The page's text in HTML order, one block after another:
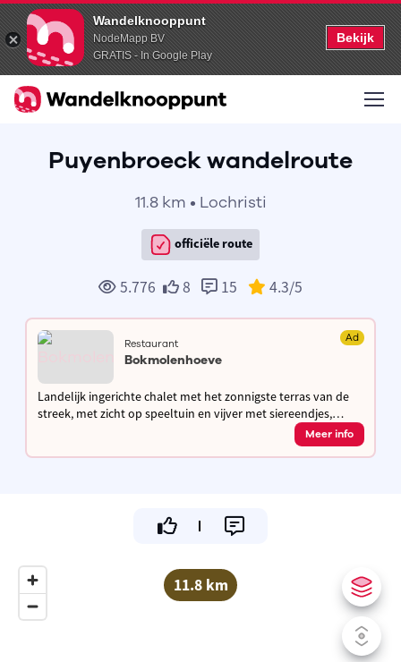
Wandelknooppunt
NodeMapp BV
GRATIS - In Google Play
Bekijk
Puyenbroeck wandelroute
11.8 km • Lochristi
officiële route
5.776 8 15 4.3/5
Restaurant Ad
Bokmolenhoeve
Landelijk ingerichte chalet met het zonnigste terras van de
streek, met zicht op speeltuin en vijver met siereendjes,
hoeve met kippen, waar je kan genieten van de geneugten
Meer info
11.8 km